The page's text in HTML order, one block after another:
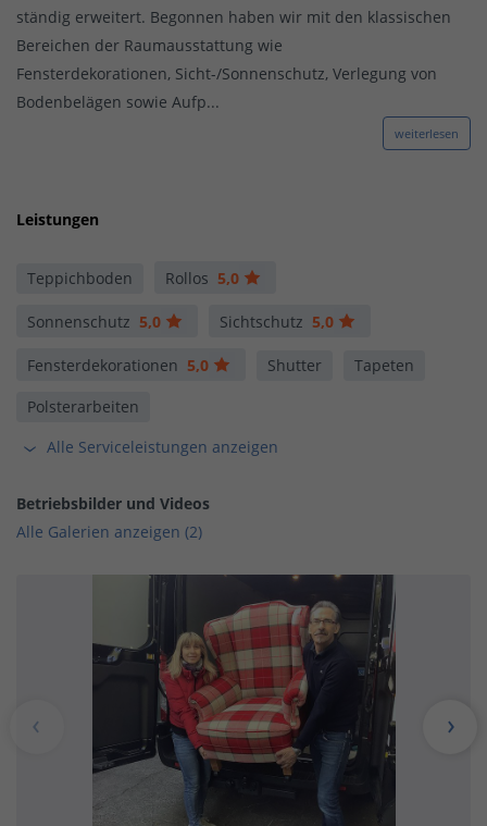
ständig erweitert. Begonnen haben wir mit den klassischen
Bereichen der Raumausstattung wie
Fensterdekorationen, Sicht-/Sonnenschutz, Verlegung von
Bodenbelägen sowie Aufp...
weiterlesen
Leistungen
Teppichboden Rollos 5,0
Sonnenschutz 5,0 Sichtschutz 5,0
Fensterdekorationen 5,0 Shutter
Tapeten
Polsterarbeiten
Alle Serviceleistungen anzeigen
Betriebsbilder und Videos
Alle Galerien anzeigen (2)